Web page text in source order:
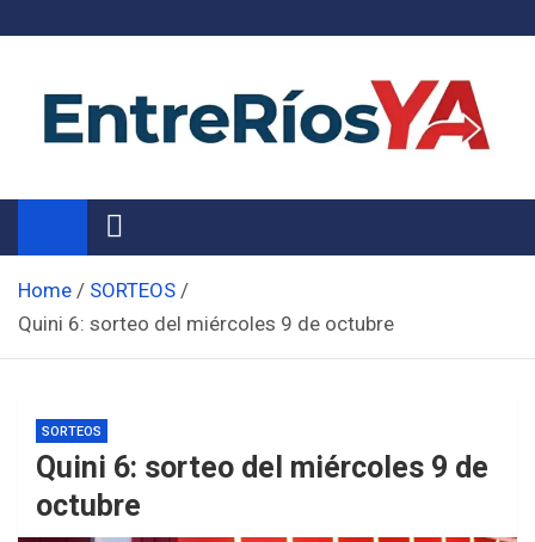
Noticias de Entre Ríos
Información de toda la provincia ahora
Home
SORTEOS
Quini 6: sorteo del miércoles 9 de octubre
SORTEOS
Quini 6: sorteo del miércoles 9 de
octubre